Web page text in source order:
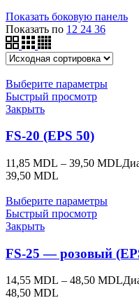
Показать боковую панель
Показать по 12 24 36
Выберите параметры
Быстрый просмотр
Закрыть
FS-20 (EPS 50)
11,85 MDL – 39,50 MDL
39,50 MDL
Выберите параметры
Быстрый просмотр
Закрыть
FS-25 — розовый
14,55 MDL – 48,50 MDL
48,50 MDL